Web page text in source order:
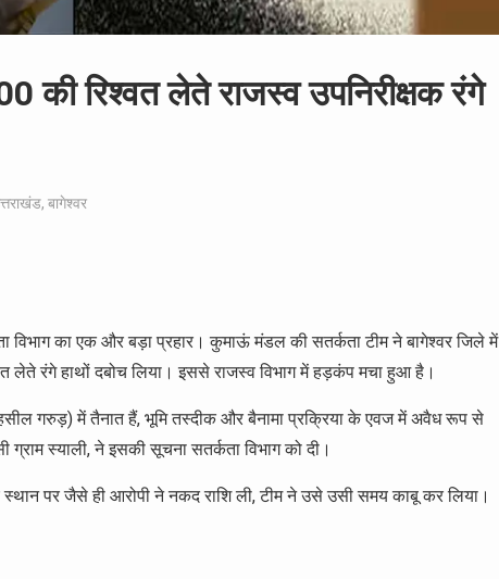
की रिश्वत लेते राजस्व उपनिरीक्षक रंगे
, बागेश्वर
विभाग का एक और बड़ा प्रहार। कुमाऊं मंडल की सतर्कता टीम ने बागेश्वर जिले में
लेते रंगे हाथों दबोच लिया। इससे राजस्व विभाग में हड़कंप मचा हुआ है।
गरुड़) में तैनात हैं, भूमि तस्दीक और बैनामा प्रक्रिया के एवज में अवैध रूप से
स्याली, ने इसकी सूचना सतर्कता विभाग को दी।
स्थान पर जैसे ही आरोपी ने नकद राशि ली, टीम ने उसे उसी समय काबू कर लिया।